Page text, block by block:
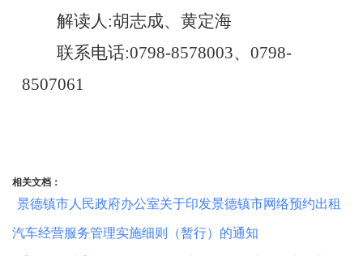
解读人 :胡志成、黄定海
联系电话:0798-8578003、0798-
8507061
相关文档：
景德镇市人民政府办公室关于印发景德镇市网络预约出租
汽车经营服务管理实施细则（暂行）的通知